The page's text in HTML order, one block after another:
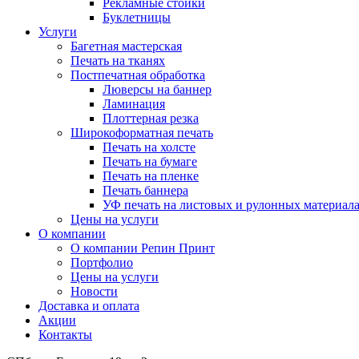
Буклетницы
Услуги
Багетная мастерская
Печать на тканях
Постпечатная обработка
Люверсы на баннер
Ламинация
Плоттерная резка
Широкоформатная печать
Печать на холсте
Печать на бумаге
Печать на пленке
Печать баннера
УФ печать на листовых и рулонных
Цены на услуги
О компании
О компании Репин Принт
Портфолио
Цены на услуги
Новости
Доставка и оплата
Акции
Контакты